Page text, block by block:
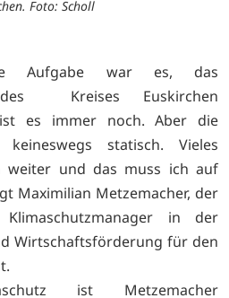
Foto: Scholl
Aufgabe war es, das
des Kreises Euskirchen
es immer noch. Aber die
keineswegs statisch. Vieles
weiter und das muss ich auf
Maximilian Metzemacher, der
in der
Wirtschaftsförderung für den
ist Metzemacher